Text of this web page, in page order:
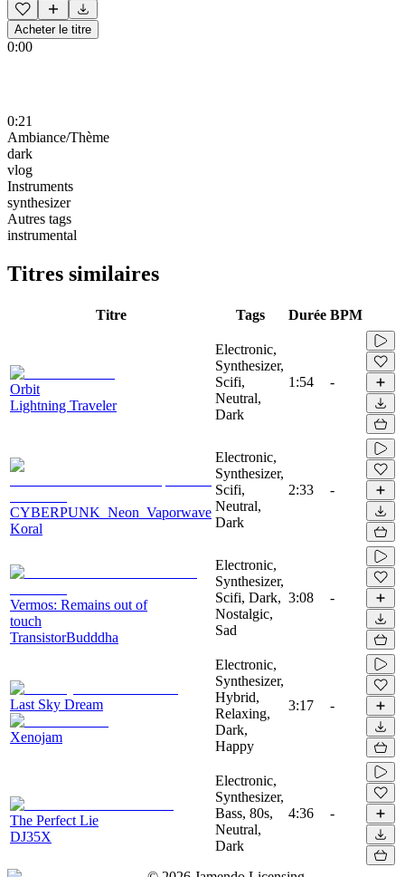
Acheter le titre
0:00
0:21
Ambiance/Thème
dark
vlog
Instruments
synthesizer
Autres tags
instrumental
Titres similaires
Titre Tags Durée BPM
Orbit
Lightning Traveler
Electronic,
Synthesizer,
Scifi,
Neutral,
Dark
1:54 -
CYBERPUNK_Neon_Vaporwave
Koral
Electronic,
Synthesizer,
Scifi,
Neutral,
Dark
2:33 -
Vermos: Remains out of
touch
TransistorBudddha
Electronic,
Synthesizer,
Scifi, Dark,
Nostalgic,
Sad
3:08 -
Last Sky Dream
Xenojam
Electronic,
Synthesizer,
Hybrid,
Relaxing,
Dark,
Happy
3:17 -
The Perfect Lie
DJ35X
Electronic,
Synthesizer,
Bass, 80s,
Neutral,
Dark
4:36 -